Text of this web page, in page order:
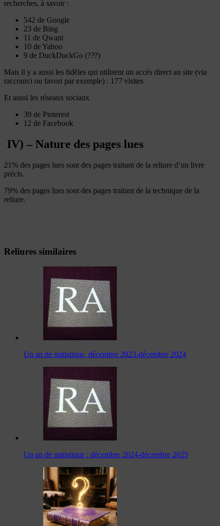
recherches, à savoir :
542 de Google
23 de Bing
11 de Qwant
10 de Yahoo
9 de DuckDuckGo (???)
Mais il y a aussi les fidèles qui utilisent un accès direct au site (via
raccourci ou favori par exemple) : 177 visites
Et aussi les réseaux sociaux
39 de Pinterest
12 de Facebook
IV) – Nature des pages lues
21% des pages lues sont des pages traitant de la reliure d’un livre
précis.
79% des pages lues sont des pages traitant de la technique de la
reliure.
Reliures similaires
Un an de statistique, décembre 2023-décembre 2024
Un an de statistique : décembre 2024-décembre 2025